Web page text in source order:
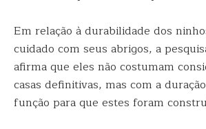
Em relação à durabilidade dos
cuidado com seus abrigos, a
afirma que eles não costumam
casas definitivas, mas com a
função para que estes foram